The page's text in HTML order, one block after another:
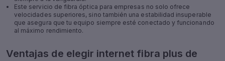
Este servicio de fibra óptica para empresas no solo ofrece
velocidades superiores, sino también una estabilidad insuperable
que asegura que tu equipo siempre esté conectado y funcionando
al máximo rendimiento.
Ventajas de elegir internet fibra plus de